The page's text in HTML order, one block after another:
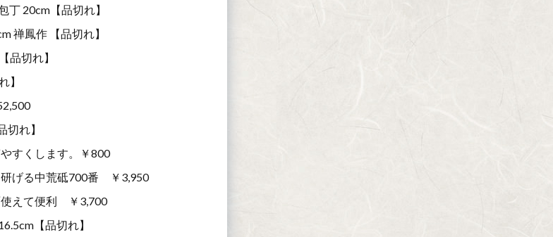
20cm【品切れ】
禅鳳作 【品切れ】
品切れ】
】
れ】
すくします。￥800
研げる中荒砥700番 ￥3,950
使えて便利 ￥3,700
【品切れ】